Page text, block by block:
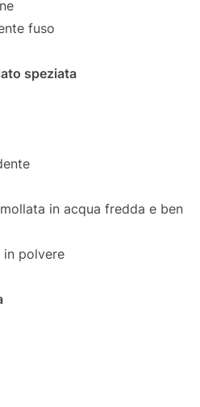
fuso
speziata
in acqua fredda e ben
in polvere